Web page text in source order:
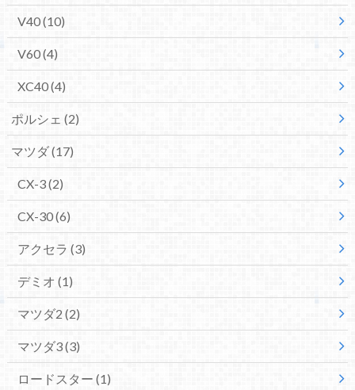
V40(10)
V60(4)
XC40(4)
ポルシェ (2)
マツダ(17)
CX-3(2)
CX-30(6)
アクセラ (3)
デミオ (1)
マツダ2 (2)
マツダ3(3)
ロードスター (1)